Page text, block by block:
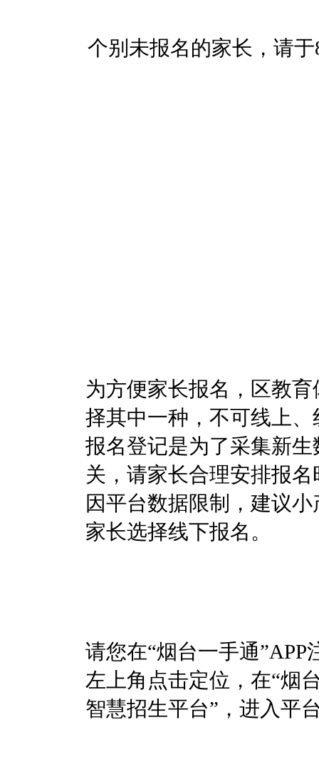
个别未报名的家长，请
为方便家长报名，区教
择其中一种，不可线上
报名登记是为了采集新
关，请家长合理安排报
因平台数据限制，建议
家长选择线下报名。
请您在“烟台一手通
左上角点击定位，在“烟
智慧招生平台”，进入平